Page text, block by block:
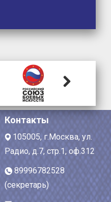
Контакты
105005, г.Москва, ул.
Радио, д.7, стр.1, оф.312
89996782528
(секретарь)